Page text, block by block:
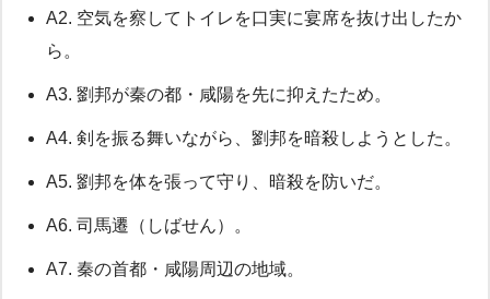
A2. 空気を察してトイレを口実に宴席を抜け出したか
ら。
A3. 劉邦が秦の都・咸陽を先に抑えたため。
A4. 剣を振る舞いながら、劉邦を暗殺しようとした。
A5. 劉邦を体を張って守り、暗殺を防いだ。
A6. 司馬遷（しばせん）。
A7. 秦の首都・咸陽周辺の地域。